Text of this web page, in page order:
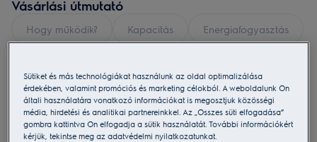
Vásárlási útmutató
Hogy működik? Kapacitás Energiafogyasztás
Sütiket és más technológiákat használunk az oldal optimalizálása
érdekében, valamint promóciós és marketing célokból. A weboldalunk Ön
általi használatára vonatkozó információkat is megosztjuk közösségi
média, hirdetési és analitikai partnereinkkel. Az „Összes süti elfogadása”
gombra kattintva Ön elfogadja a sütik használatát. További információkért
kérjük, tekintse meg az adatvédelmi nyilatkozatunkat.